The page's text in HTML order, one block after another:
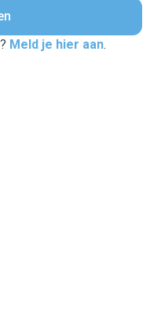
Meld je hier aan.